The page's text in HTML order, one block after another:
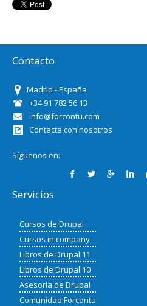
Contacto
Madrid - España
+34 91 782 56 13
info@forcontu.com
Contacta con nosotros
Síguenos en:
Servicios
Cursos de Drupal
Cursos in company
Libros de Drupal 11
Libros de Drupal 10
Asesoría de Drupal
Comunidad Forcontu